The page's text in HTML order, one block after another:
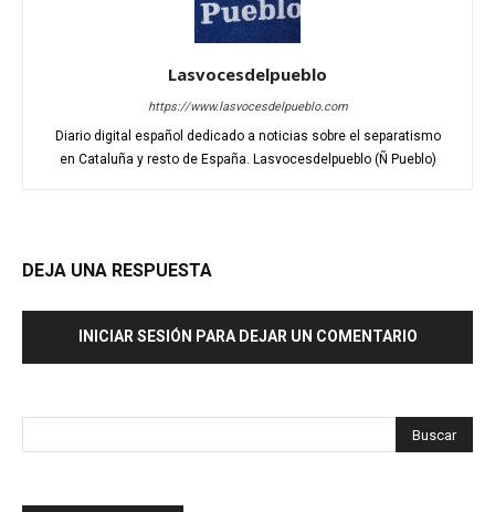
Lasvocesdelpueblo
https://www.lasvocesdelpueblo.com
Diario digital español dedicado a noticias sobre el separatismo
en Cataluña y resto de España. Lasvocesdelpueblo (Ñ Pueblo)
DEJA UNA RESPUESTA
INICIAR SESIÓN PARA DEJAR UN COMENTARIO